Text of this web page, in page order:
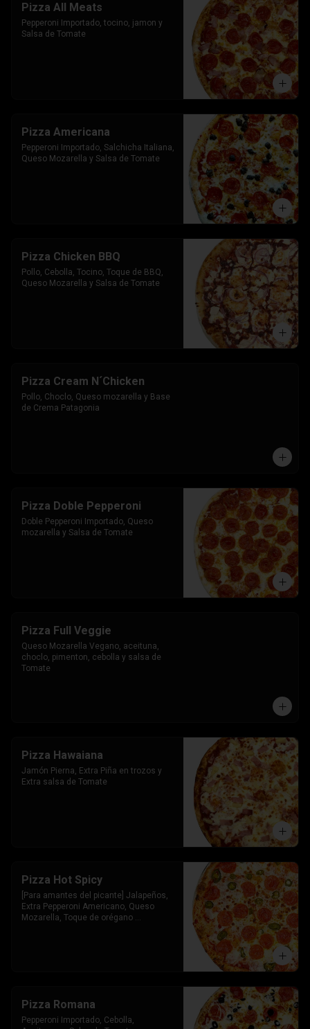
Pizza All Meats
Pepperoni Importado, tocino, jamon y
Salsa de Tomate
Pizza Americana
Pepperoni Importado, Salchicha Italiana,
Queso Mozarella y Salsa de Tomate
Pizza Chicken BBQ
Pollo, Cebolla, Tocino, Toque de BBQ,
Queso Mozarella y Salsa de Tomate
Pizza Cream N´Chicken
Pollo, Choclo, Queso mozarella y Base
de Crema Patagonia
Pizza Doble Pepperoni
Doble Pepperoni Importado, Queso
mozarella y Salsa de Tomate
Pizza Full Veggie
Queso Mozarella Vegano, aceituna,
choclo, pimenton, cebolla y salsa de
Tomate
Pizza Hawaiana
Jamón Pierna, Extra Piña en trozos y
Extra salsa de Tomate
Pizza Hot Spicy
[Para amantes del picante] Jalapeños,
Extra Pepperoni Americano, Queso
Mozarella, Toque de orégano
Pizza Romana
Pepperoni Importado, Cebolla,